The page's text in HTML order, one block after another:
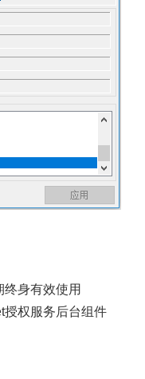
身有效使用
权服务后台组件